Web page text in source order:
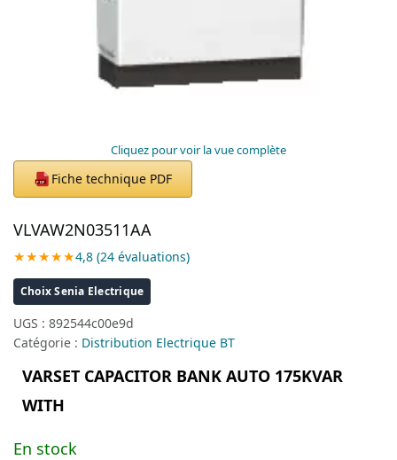
Cliquez pour voir la vue complète
PDF Fiche technique PDF
VLVAW2N03511AA
★★★★★4,8 (24 évaluations)
Choix Senia Electrique
UGS : 892544c00e9d
Catégorie : Distribution Electrique BT
VARSET CAPACITOR BANK AUTO 175KVAR
WITH
En stock